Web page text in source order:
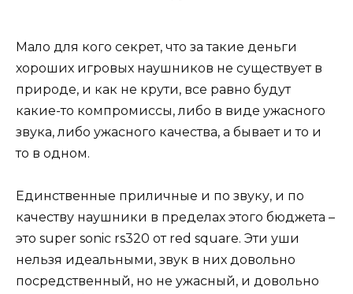
Мало для кого секрет, что за такие деньги
хороших игровых наушников не существует в
природе, и как не крути, все равно будут
какие-то компромиссы, либо в виде ужасного
звука, либо ужасного качества, а бывает и то и
то в одном.
Единственные приличные и по звуку, и по
качеству наушники в пределах этого бюджета –
это super sonic rs320 от red square. Эти уши
нельзя идеальными, звук в них довольно
посредственный, но не ужасный, и довольно